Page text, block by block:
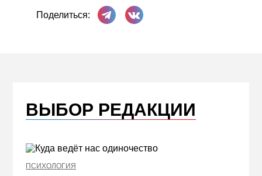
Поделиться:
Поделиться в Телеграме
Поделиться ВКонтакте
ВЫБОР РЕДАКЦИИ
ПСИХОЛОГИЯ